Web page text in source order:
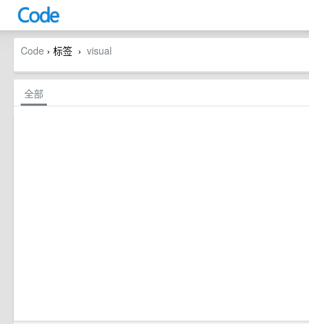
Code › 标签 › visual
全部